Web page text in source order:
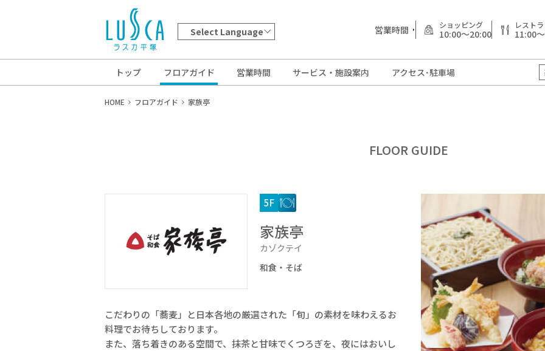
営業時間 ショッピング
10:00～20:00
レスト
11:00
トップ フロアガイド 営業時間 サービス・施設案内 アクセス･駐車場
Select Language
HOME フロアガイド 家族亭
FLOOR GUIDE
5F
家族亭
カゾクテイ
和食・そば
こだわりの「蕎麦」と日本各地の厳選された「旬」の素材を味わえるお
料理でお待ちしております。
また、落ち着きのある空間で、抹茶と甘味でくつろぎを、夜にはおいし